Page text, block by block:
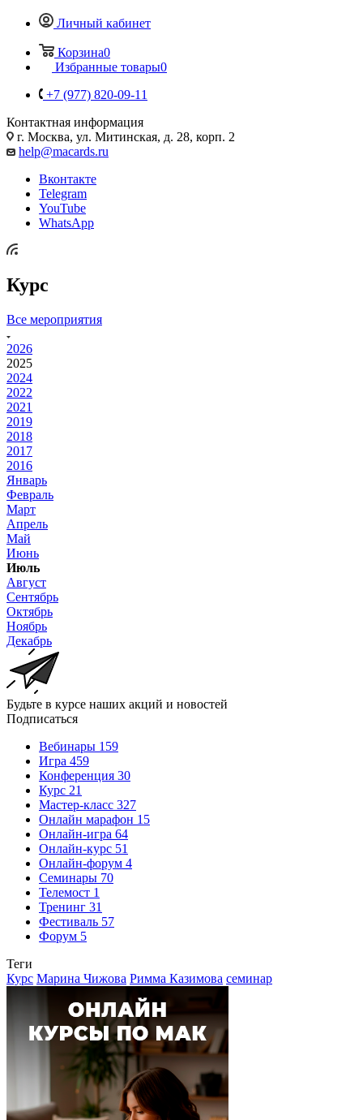
Личный кабинет
Корзина0
Избранные товары0
+7 (977) 820-09-11
Контактная информация
г. Москва, ул. Митинская, д. 28, корп. 2
help@macards.ru
Вконтакте
Telegram
YouTube
WhatsApp
Курс
Все мероприятия
2026
2025
2024
2022
2021
2019
2018
2017
2016
Январь
Февраль
Март
Апрель
Май
Июнь
Июль
Август
Сентябрь
Октябрь
Ноябрь
Декабрь
Будьте в курсе наших акций и новостей
Подписаться
Вебинары 159
Игра 459
Конференция 30
Курс 21
Мастер-класс 327
Онлайн марафон 15
Онлайн-игра 64
Онлайн-курс 51
Онлайн-форум 4
Семинары 70
Телемост 1
Тренинг 31
Фестиваль 57
Форум 5
Теги
Курс Марина Чижова Римма Казимова семинар